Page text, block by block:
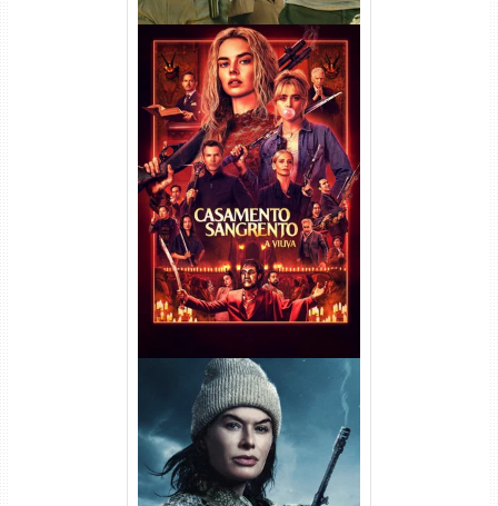
Casamento Sangrento: A
Viúva Torrent (2026) WEB-DL
720p/1080p/4K Dual Áudio